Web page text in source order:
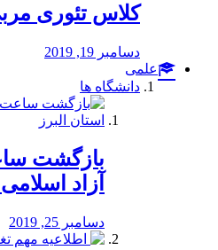
کلاس تئوری مربی
دسامبر 19, 2019
علمی
دانشگاه ها
بازگشت
آزاد
دسامبر 25, 2019